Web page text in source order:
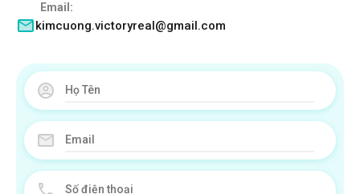
Email:
kimcuong.victoryreal@gmail.com